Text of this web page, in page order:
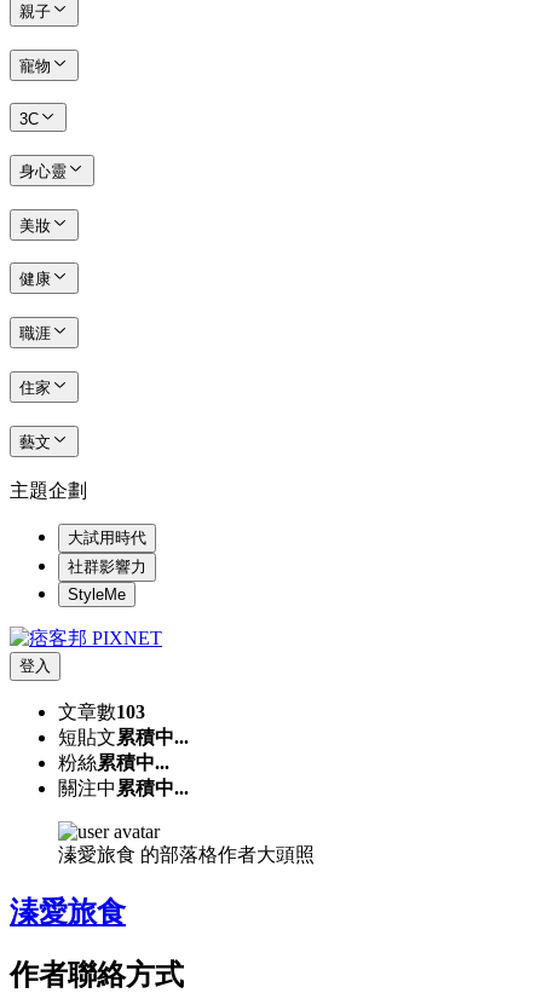
親子
寵物
3C
身心靈
美妝
健康
職涯
住家
藝文
主題企劃
大試用時代
社群影響力
StyleMe
登入
文章數103
短貼文累積中...
粉絲累積中...
關注中 累積中...
溱愛旅食 的部落格作者大頭照
溱愛旅食
作者聯絡方式